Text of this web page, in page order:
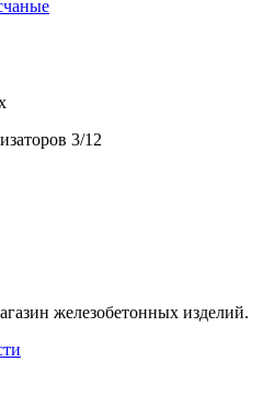
железобетонных изделий.